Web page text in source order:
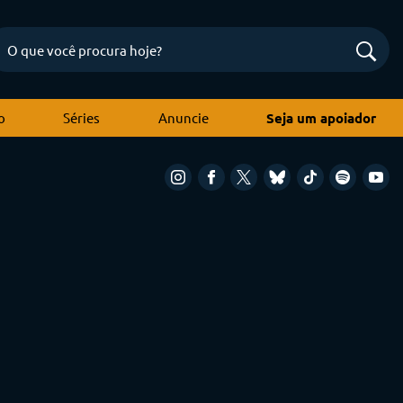
Séries Anuncie Seja um apoiador